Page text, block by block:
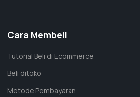
Alat Laboratorium
Cara Membeli
Tutorial Beli di Ecommerce
Beli ditoko
Metode Pembayaran